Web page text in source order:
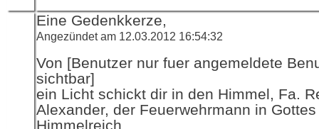
Eine Gedenkkerze,
Angezündet am 12.03.2012 16:54:32
Von [Benutzer nur fuer angemeldete
sichtbar]
ein Licht schickt dir in den Himmel, Fa.
Alexander, der Feuerwehrmann in Gottes
Himmelreich